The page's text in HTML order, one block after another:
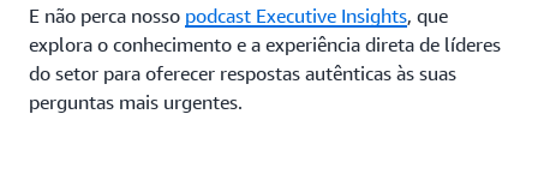
E não perca nosso podcast Executive Insights, que
explora o conhecimento e a experiência direta de líderes
do setor para oferecer respostas autênticas às suas
perguntas mais urgentes.